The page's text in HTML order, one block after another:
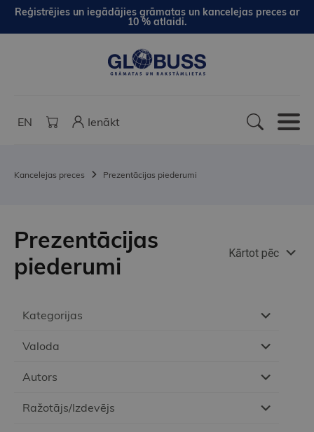
Reģistrējies un iegādājies grāmatas un kancelejas preces ar
10 % atlaidi.
EN Ienākt
Kancelejas preces Prezentācijas piederumi
Kategorijas
Valoda
Autors
Ražotājs/Izdevējs
Prezentācijas
piederumi
Kārtot pēc